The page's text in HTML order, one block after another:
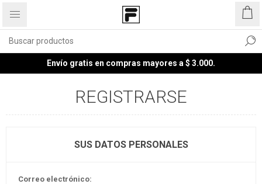
Envío gratis en compras mayores a $ 3.000.
REGISTRARSE
SUS DATOS PERSONALES
Correo electrónico: